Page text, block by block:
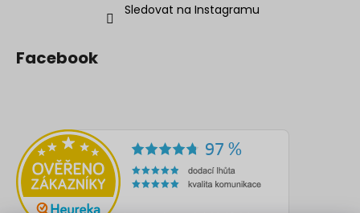
Sledovat na Instagramu
Facebook